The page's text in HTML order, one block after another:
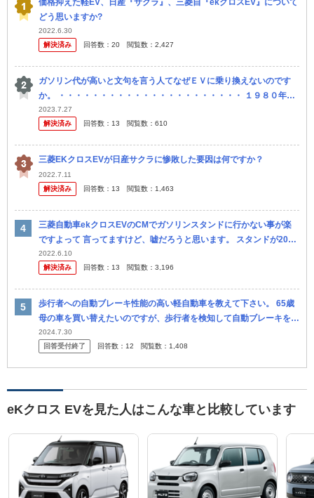
価格抑えた軽EV、日産『サクラ』、三菱自『ekクロスEV』について
どう思いますか?
2022.6.30
解決済み
回答数： 20 閲覧数： 2,427
ガソリン代が高いと文句を言う人てなぜＥＶに乗り換えないのです
か。 ・・・・・・・・・・・・・・・・・・・・・・ １９８０年代
でも１９９０年代でも２０００年代でも２０１０年代でも２０２０年
代でもい...
2023.7.27
解決済み
回答数： 13 閲覧数： 610
三菱EKクロスEVが日産サクラに惨敗した要因は何ですか？
2022.7.11
解決済み
回答数： 13 閲覧数： 1,463
三菱自動車ekクロスEVのCMでガソリンスタンドに行かない事が楽
ですよって 言ってますけど、嘘だろうと思います。 スタンドが20ｋ
ｍ行かないとないような僻地の話かと疑います。 私の街は、一番近
い...
2022.6.10
解決済み
回答数： 13 閲覧数： 3,196
歩行者への自動ブレーキ性能の高い軽自動車を教えて下さい。 65歳
母の車を買い替えたいのですが、歩行者を検知して自動ブレーキをか
けてくれる性能が一番高い軽自動車はありますか。 田舎の山中に住
んでお...
2024.7.30
回答受付終了
回答数： 12 閲覧数： 1,408
eKクロス EVを見た人はこんな車と比較しています